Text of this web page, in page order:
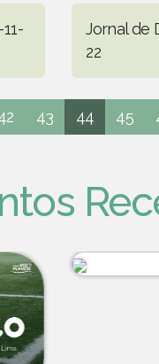
Jornal de
22
43 44 45